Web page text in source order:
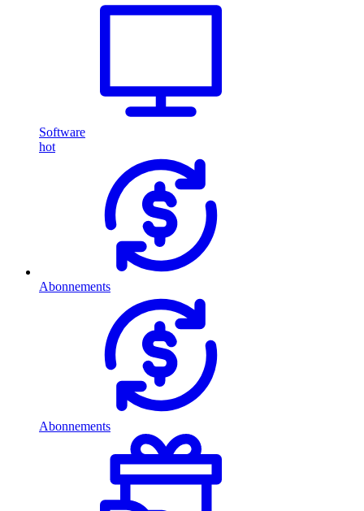
Software
hot
Abonnements
Abonnements